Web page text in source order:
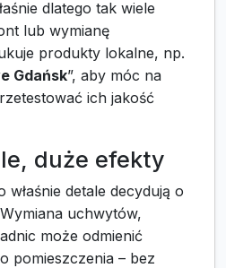
dlatego tak wiele
lub wymianę
produkty lokalne, np.
Gdańsk”, aby móc na
ich jakość
duże efekty
właśnie detale decydują o
uchwytów,
może odmienić
pomieszczenia – bez